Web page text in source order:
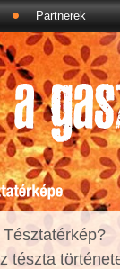
Partnerek
tészta